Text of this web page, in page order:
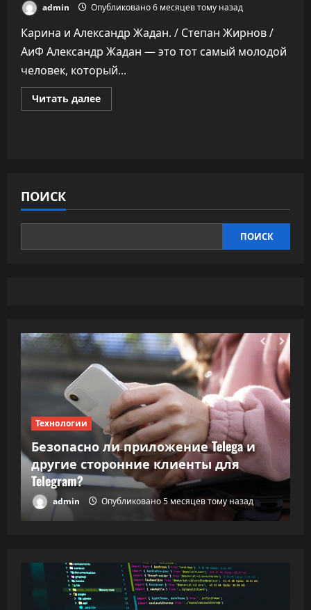
admin Опубликовано 6 месяцев тому назад
Карина и Александр Жадан. / Степан Жирнов /
АиФ Александр Жадан — это тот самый молодой
человек, который...
Читать далееПрочитать
больше
о
своей
ПОИСК
ПОИСК
Технологии
Безопасно ли приложение Telega и
другие сторонние клиенты для
Telegram?
admin Опубликовано 5 месяцев тому назад